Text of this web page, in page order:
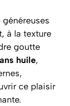
à la texture
goutte
huile,
ce plaisir